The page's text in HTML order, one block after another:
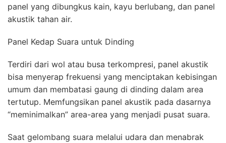
panel yang dibungkus kain, kayu berlubang, dan panel
akustik tahan air.
Panel Kedap Suara untuk Dinding
Terdiri dari wol atau busa terkompresi, panel akustik
bisa menyerap frekuensi yang menciptakan kebisingan
umum dan membatasi gaung di dinding dalam area
tertutup. Memfungsikan panel akustik pada dasarnya
“meminimalkan” area-area yang menjadi pusat suara.
Saat gelombang suara melalui udara dan menabrak